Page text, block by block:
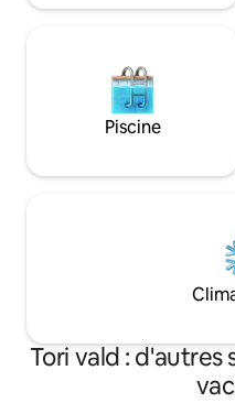
préavis (frais
Piscine
Tori vald :